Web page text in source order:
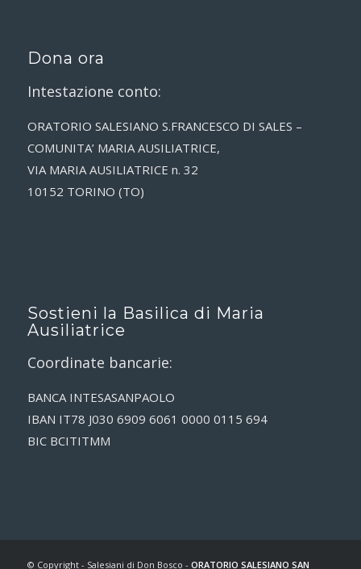
Dona ora
Intestazione conto:
ORATORIO SALESIANO S.FRANCESCO DI SALES –
COMUNITA’ MARIA AUSILIATRICE,
VIA MARIA AUSILIATRICE n. 32
10152 TORINO (TO)
Sostieni la Basilica di Maria
Ausiliatrice
Coordinate bancarie:
BANCA INTESASANPAOLO
IBAN IT78 J030 6909 6061 0000 0115 694
BIC BCITITMM
© Copyright - Salesiani di Don Bosco - ORATORIO SALESIANO SAN